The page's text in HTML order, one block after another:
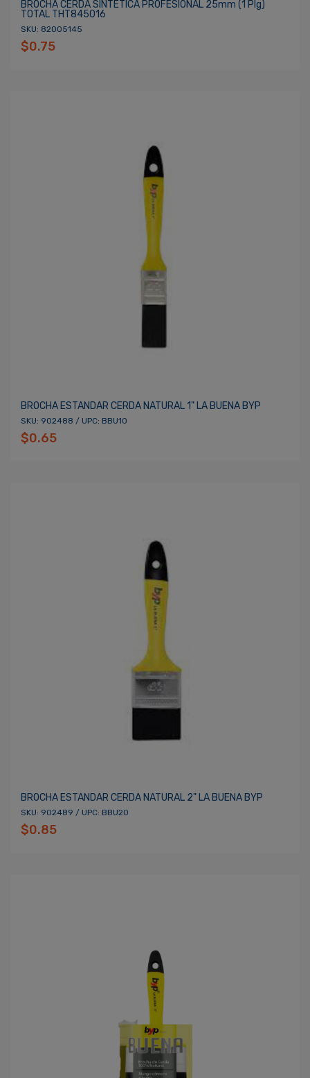
BROCHA CERDA SINTETICA PROFESIONAL 25mm (1 Plg)
TOTAL THT845016
SKU: 82005145
$0.75
BROCHA ESTANDAR CERDA NATURAL 1" LA BUENA BYP
SKU: 902488 / UPC: BBU10
$0.65
BROCHA ESTANDAR CERDA NATURAL 2" LA BUENA BYP
SKU: 902489 / UPC: BBU20
$0.85